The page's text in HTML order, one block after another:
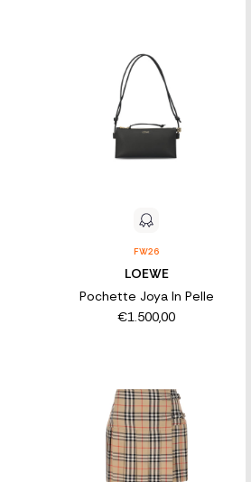
FW26
LOEWE
Pochette Joya In Pelle
€1.500,00